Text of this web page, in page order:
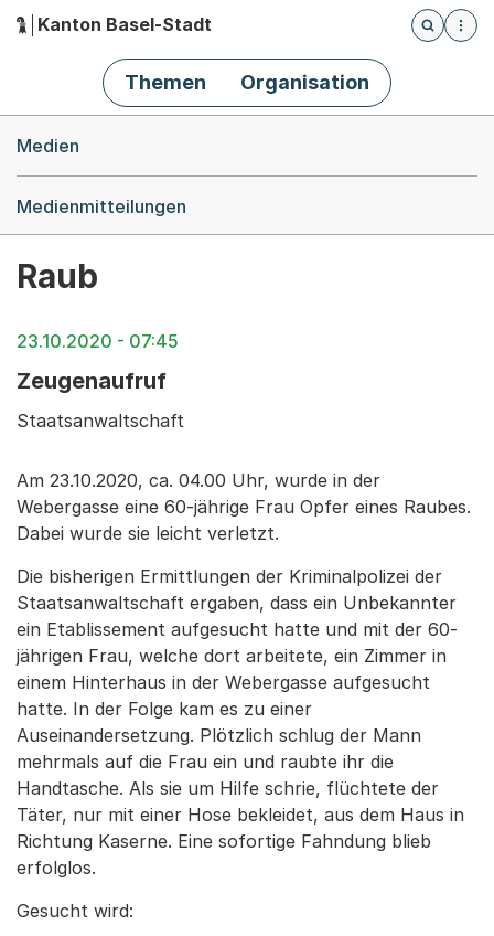
Hauptnavigation
Kanton Basel-Stadt
Öffnet
Themen Organisation
Medien
Medienmitteilungen
Raub
23.10.2020 - 07:45
Zeugenaufruf
Staatsanwaltschaft
Am 23.10.2020, ca. 04.00 Uhr, wurde in der
Webergasse eine 60-jährige Frau Opfer eines Raubes.
Dabei wurde sie leicht verletzt.
Die bisherigen Ermittlungen der Kriminalpolizei der
Staatsanwaltschaft ergaben, dass ein Unbekannter
ein Etablissement aufgesucht hatte und mit der 60-
jährigen Frau, welche dort arbeitete, ein Zimmer in
einem Hinterhaus in der Webergasse aufgesucht
hatte. In der Folge kam es zu einer
Auseinandersetzung. Plötzlich schlug der Mann
mehrmals auf die Frau ein und raubte ihr die
Handtasche. Als sie um Hilfe schrie, flüchtete der
Täter, nur mit einer Hose bekleidet, aus dem Haus in
Richtung Kaserne. Eine sofortige Fahndung blieb
erfolglos.
Gesucht wird: